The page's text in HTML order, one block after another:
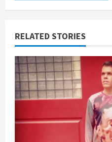
RELATED STORIES